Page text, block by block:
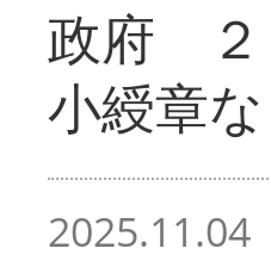
政府 ２
小綬章
2025.11.04